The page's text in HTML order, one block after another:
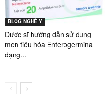
BLOG NGHỀ Y
Dược sĩ hướng dẫn sử dụng
men tiêu hóa Enterogermina
dạng...